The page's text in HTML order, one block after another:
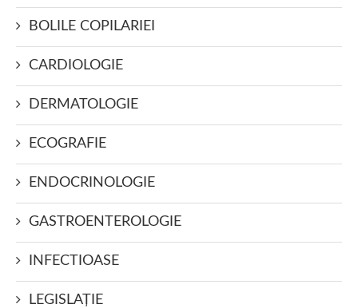
BOLILE COPILARIEI
CARDIOLOGIE
DERMATOLOGIE
ECOGRAFIE
ENDOCRINOLOGIE
GASTROENTEROLOGIE
INFECTIOASE
LEGISLAŢIE